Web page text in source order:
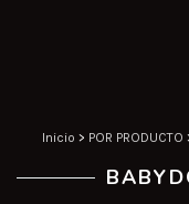
Inicio > POR PRODUCTO